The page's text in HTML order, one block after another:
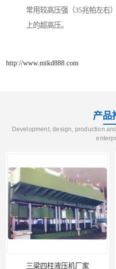
常用较高压强（35兆帕左右
上的超高压。
http://www.mtkd888.com
产品
Development, design, production
三梁四柱液压机厂家